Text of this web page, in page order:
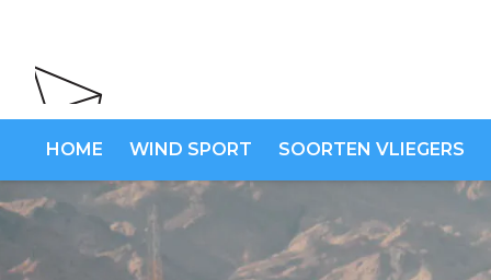
HOME WIND SPORT SOORTEN VLIEGERS